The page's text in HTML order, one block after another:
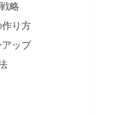
略
り方
アップ